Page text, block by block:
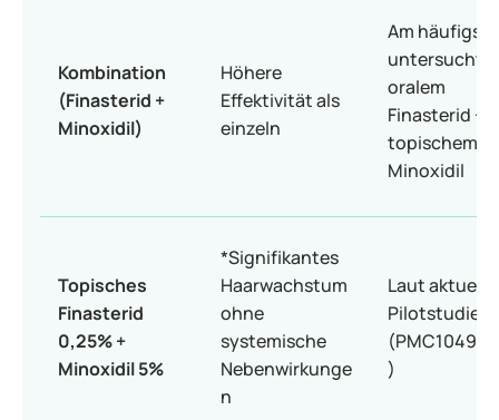
Kombination
(Finasterid +
Minoxidil)
Höhere
Effektivität als
einzeln
Am
untersucht
oralem
Finasterid +
topischem
Minoxidil
Topisches
Finasterid
0,25% +
Minoxidil 5%
*Signifikantes
Haarwachstum
ohne
systemische
Nebenwirkunge
n
Laut
Pilotstudie
)